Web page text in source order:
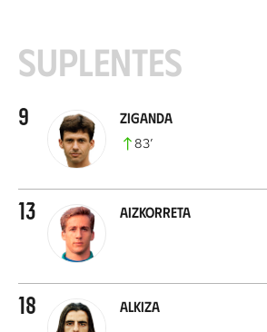
Suplentes
9 Ziganda
83’
13 Aizkorreta
18 Alkiza